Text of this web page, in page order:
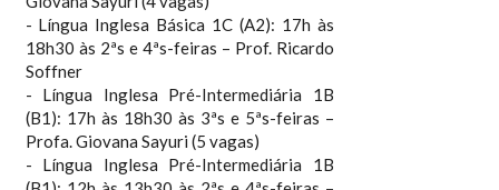
- Língua Inglesa Básica 1C (A2): 17h às
18h30 às 2ªs e 4ªs-feiras – Prof. Ricardo
Soffner
- Língua Inglesa Pré-Intermediária 1B
(B1): 17h às 18h30 às 3ªs e 5ªs-feiras –
Profa. Giovana Sayuri (5 vagas)
- Língua Inglesa Pré-Intermediária 1B